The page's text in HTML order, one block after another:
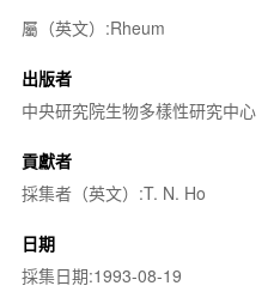
屬（英文）:Rheum
出版者
中央研究院生物多樣性研究中心
貢獻者
採集者（英文）:T. N. Ho
日期
採集日期:1993-08-19